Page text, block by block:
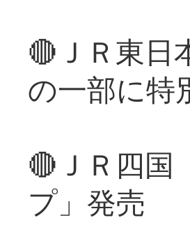
🔴ＪＲ東日
の一部に特
🔴ＪＲ四国
プ」発売